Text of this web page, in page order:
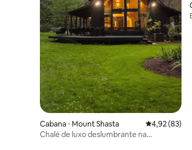
Cabana ⋅ Mount Shasta 4,92 de uma
4,92 (83)
Chalé de luxo deslumbrante na